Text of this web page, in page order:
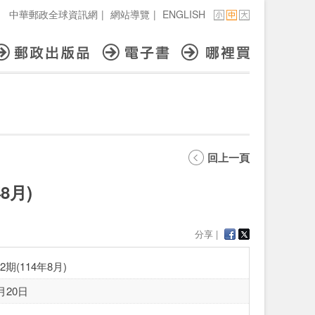
中華郵政全球資訊網 | 網站導覽 | ENGLISH
回上一頁
月)
分享 |
期(114年8月)
20日